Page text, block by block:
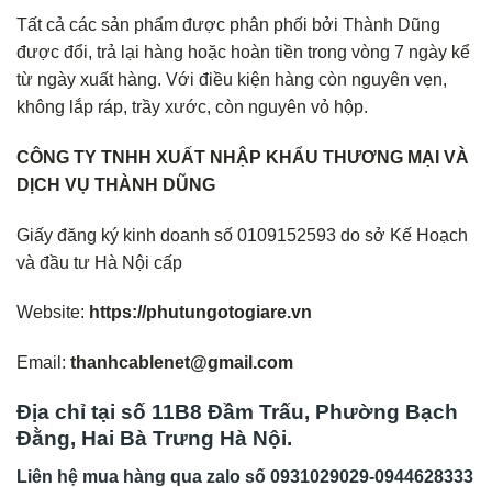
Tất cả các sản phẩm được phân phối bởi Thành Dũng
được đổi, trả lại hàng hoặc hoàn tiền trong vòng 7 ngày kể
từ ngày xuất hàng. Với điều kiện hàng còn nguyên vẹn,
không lắp ráp, trầy xước, còn nguyên vỏ hộp.
CÔNG TY TNHH XUẤT NHẬP KHẨU THƯƠNG MẠI VÀ
DỊCH VỤ THÀNH DŨNG
Giấy đăng ký kinh doanh số 0109152593 do sở Kế Hoạch
và đầu tư Hà Nội cấp
Website: https://phutungotogiare.vn
Email: thanhcablenet@gmail.com
Địa chỉ tại số 11B8 Đầm Trấu, Phường Bạch
Đằng, Hai Bà Trưng Hà Nội.
Liên hệ mua hàng qua zalo số 0931029029-0944628333